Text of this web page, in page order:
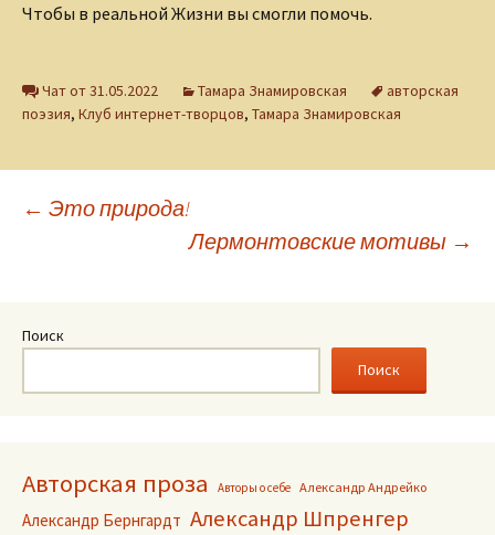
Чтобы в реальной Жизни вы смогли помочь.
Чат от 31.05.2022 Тамара Знамировская
авторская
поэзия, Клуб интернет-творцов, Тамара Знамировская
Навигация
записям
← Это природа!
Лермонтовские мотивы →
Поиск
Поиск
Авторская проза Авторы о себе Александр Андрейко
Александр Бернгардт Александр Шпренгер